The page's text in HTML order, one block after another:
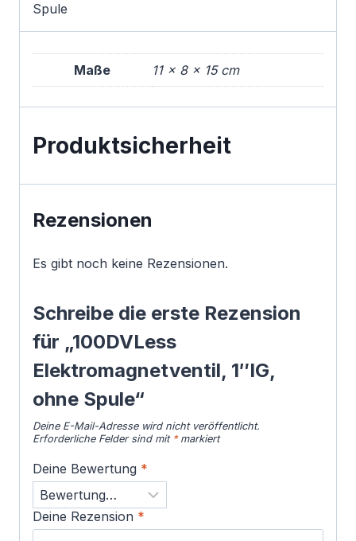
Spule
Maße 11 × 8 × 15 cm
Produktsicherheit
Rezensionen
Es gibt noch keine Rezensionen.
Schreibe die erste Rezension
für „100DVLess
Elektromagnetventil, 1″IG,
ohne Spule“
Deine E-Mail-Adresse wird nicht veröffentlicht.
Erforderliche Felder sind mit *markiert
Deine Bewertung *
Deine Rezension *